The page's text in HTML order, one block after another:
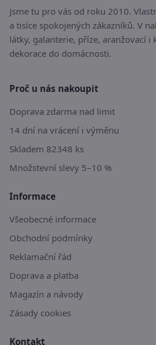
Jsme tu pro vás od roku 2010.
a tisíce spokojených zákazníků. V
látky, galanterie, příze, aranžovací i
dekorace do domácnosti.
Proč u nás nakoupit
Doprava zdarma nad limit
14 dní na vrácení i výměnu
Skladem 82348 ks
Množstevní slevy 5–10 %
Informace
Všeobecné informace
Obchodní podmínky
Reklamační řád
Doprava a platba
Magazín a návody
Zásady cookies
Kontakt